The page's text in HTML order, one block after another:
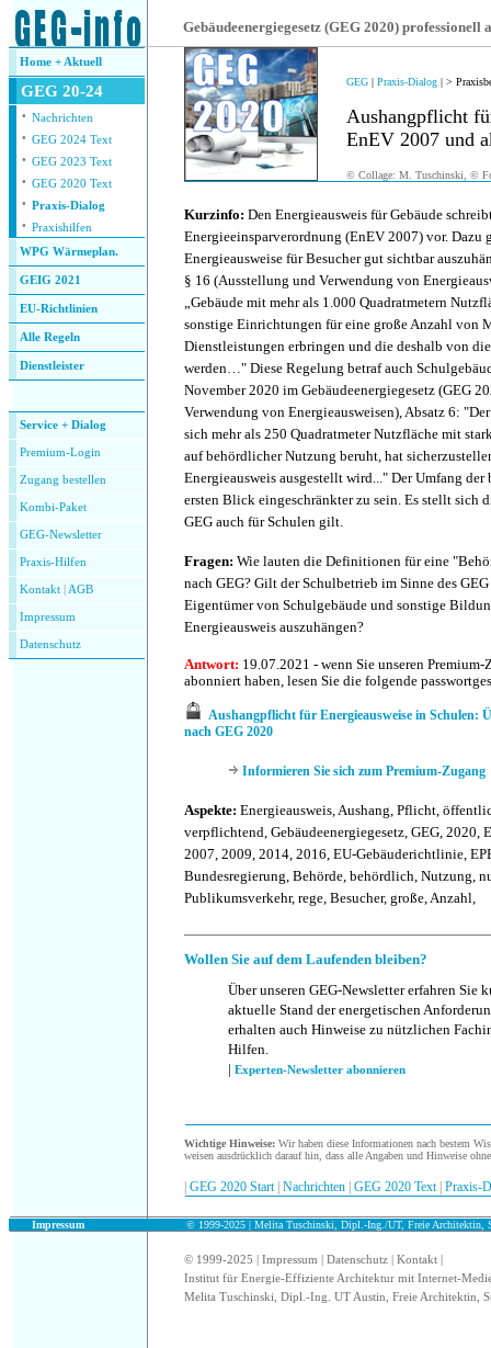
Gebäudeenergiegesetz (GEG 2020) professionell
Home + Aktuell
GEG 20-24
· Nachrichten
· GEG 2024 Text
· GEG 2023 Text
· GEG 2020 Text
· Praxis-Dialog
· Praxishilfen
WPG Wärmeplan.
GEIG 2021
EU-Richtlinien
Alle Regeln
Dienstleister
Service + Dialog
Premium-Login
Zugang bestellen
Kombi-Paket
GEG-Newsletter
Praxis-Hilfen
Kontakt AGB
Impressum
Datenschutz
GEG | Praxis-Dialog | >
Aushangpflicht
EnEV 2007 und
© Collage: M. Tuschinski, ©
Kurzinfo: Den Energieausweis für Gebäude
Energieeinsparverordnung (EnEV 2007) vor. Dazu
Energieausweise für Besucher gut sichtbar
§ 16 (Ausstellung und Verwendung von
„Gebäude mit mehr als 1.000 Quadratmetern
sonstige Einrichtungen für eine große Anzahl von
Dienstleistungen erbringen und die deshalb von
werden…" Diese Regelung betraf auch
November 2020 im Gebäudeenergiegesetz (GEG
Verwendung von Energieausweisen), Absatz 6:
sich mehr als 250 Quadratmeter Nutzfläche mit
auf behördlicher Nutzung beruht, hat
Energieausweis ausgestellt wird..." Der Umfang
ersten Blick eingeschränkter zu sein. Es stellt sich
GEG auch für Schulen gilt.
Fragen: Wie lauten die Definitionen für eine
nach GEG? Gilt der Schulbetrieb im Sinne des
Eigentümer von Schulgebäude und sonstige
Energieausweis auszuhängen?
Antwort: 19.07.2021 - wenn Sie unseren
abonniert haben, lesen Sie die folgende
Aushangpflicht für Energieausweise in Schulen:
nach GEG 2020
Informieren Sie sich zum Premium-Zugang
Aspekte: Energieausweis, Aushang, Pflicht,
verpflichtend, Gebäudeenergiegesetz, GEG, 2020,
2007, 2009, 2014, 2016, EU-Gebäuderichtlinie,
Bundesregierung, Behörde, behördlich, Nutzung,
Publikumsverkehr, rege, Besucher, große, Anzahl,
Wollen Sie auf dem Laufenden bleiben?
Über unseren GEG-Newsletter erfahren Sie
aktuelle Stand der energetischen
erhalten auch Hinweise zu nützlichen
Hilfen.
| Experten-Newsletter abonnieren
Wichtige Hinweise: Wir haben diese Informationen nach bestem
weisen ausdrücklich darauf hin, dass alle Angaben und Hinweise
GEG 2020 Start Nachrichten GEG 2020 Text Praxis-
Impressum © 1999-2025 | Melita Tuschinski, Dipl.-Ing./UT, Freie Architektin,
© 1999-2025 | Impressum Datenschutz Kontakt
Institut für Energie-Effiziente Architektur mit Internet-
Melita Tuschinski, Dipl.-Ing. UT Austin, Freie Architektin,